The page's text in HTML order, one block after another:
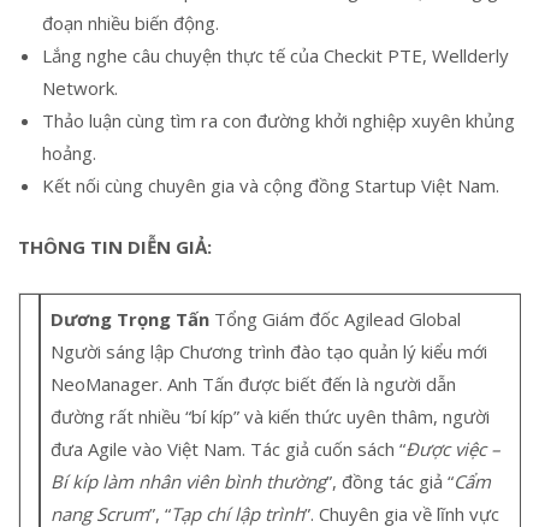
đoạn nhiều biến động.
Lắng nghe câu chuyện thực tế của Checkit PTE, Wellderly
Network.
Thảo luận cùng tìm ra con đường khởi nghiệp xuyên khủng
hoảng.
Kết nối cùng chuyên gia và cộng đồng Startup Việt Nam.
THÔNG TIN DIỄN GIẢ:
Dương Trọng TấnTổng Giám đốc Agilead Global
Người sáng lập Chương trình đào tạo quản lý kiểu mới
NeoManager. Anh Tấn được biết đến là người dẫn
đường rất nhiều “bí kíp” và kiến thức uyên thâm, người
đưa Agile vào Việt Nam. Tác giả cuốn sách “Được việc –
Bí kíp làm nhân viên bình thường”, đồng tác giả “Cẩm
nang Scrum”, “Tạp chí lập trình”. Chuyên gia về lĩnh vực